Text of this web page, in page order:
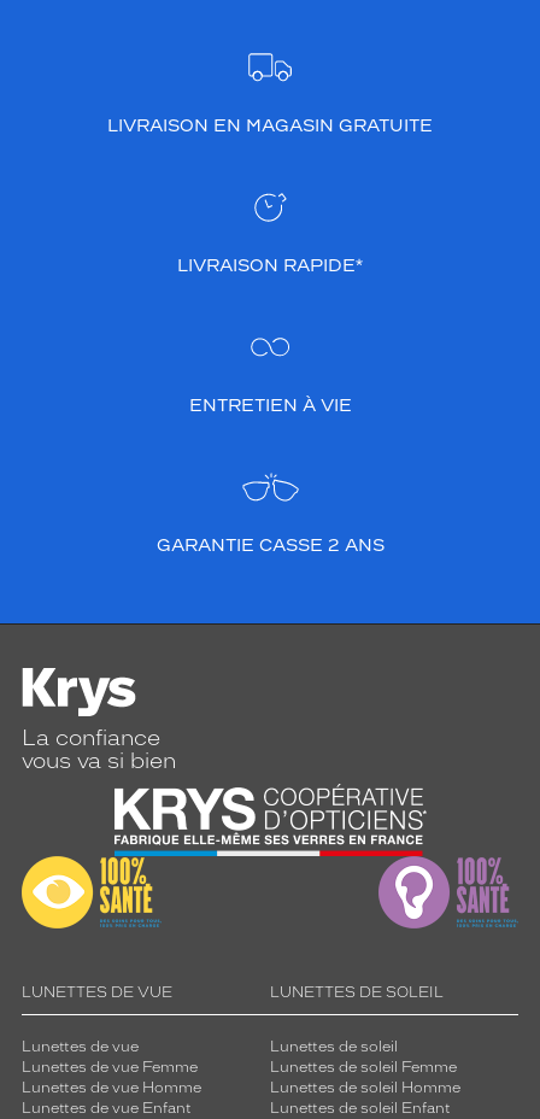
LIVRAISON EN MAGASIN GRATUITE
LIVRAISON RAPIDE*
ENTRETIEN À VIE
GARANTIE CASSE 2 ANS
La confiance
vous va si bien
LUNETTES DE VUE
Lunettes de vue
Lunettes de vue Femme
Lunettes de vue Homme
Lunettes de vue Enfant
LUNETTES DE SOLEIL
Lunettes de soleil
Lunettes de soleil Femme
Lunettes de soleil Homme
Lunettes de soleil Enfant